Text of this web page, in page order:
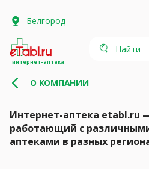
Белгород
интернет-аптека
Найти
О КОМПАНИИ
Интернет-аптека etabl.ru
работающий с
аптеками в разных